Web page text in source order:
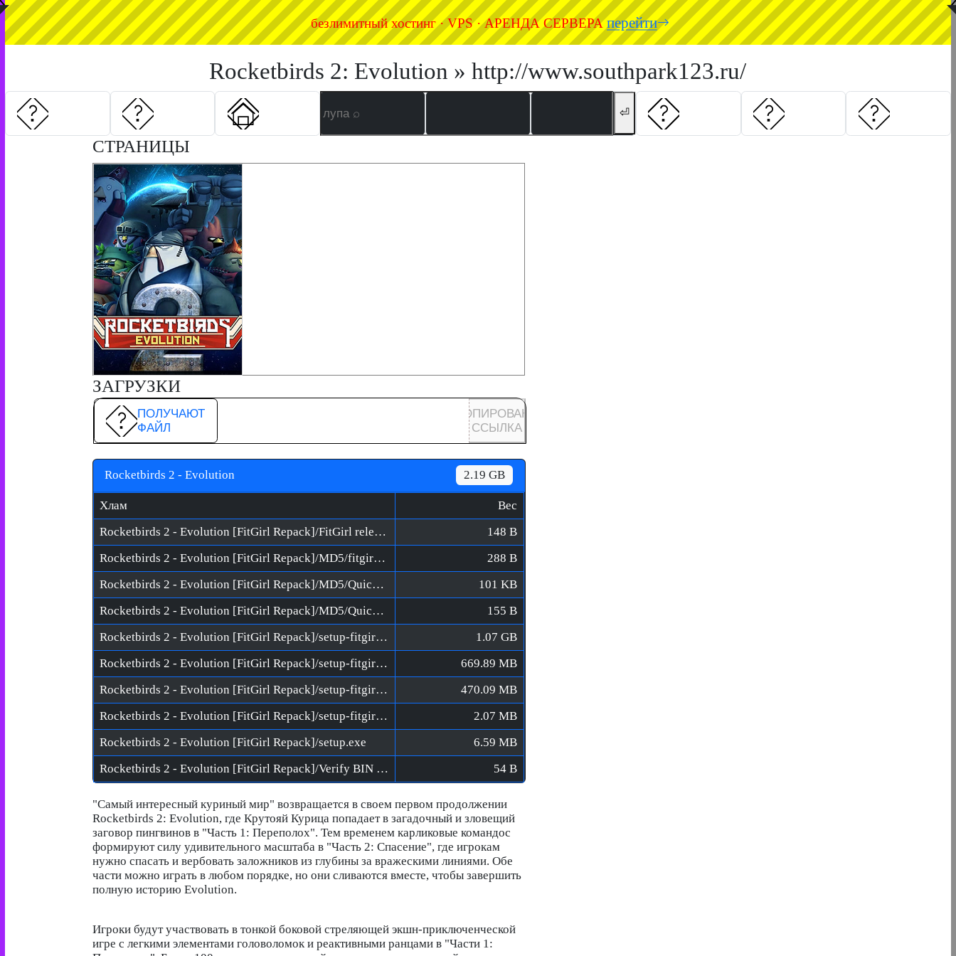
безлимитный хостинг · VPS · АРЕНДА СЕРВЕРАперейти
Rocketbirds 2: Evolution » http://www.southpark123.ru/
◤ ◥
⏎
СТРАНИЦЫ
ЗАГРУЗКИ
ПОЛУЧАЮТ
ФАЙЛ
КОПИРОВАНА
ССЫЛКА
Rocketbirds 2 - Evolution 2.19 GB
Хлам
Вес
Rocketbirds 2 - Evolution [FitGirl Repack]/FitGirl releases on ExtraTorrent.url
148 B
Rocketbirds 2 - Evolution [FitGirl Repack]/MD5/fitgirl-bins.md5
288 B
Rocketbirds 2 - Evolution [FitGirl Repack]/MD5/QuickSFV.EXE
101 KB
Rocketbirds 2 - Evolution [FitGirl Repack]/MD5/QuickSFV.ini
155 B
Rocketbirds 2 - Evolution [FitGirl Repack]/setup-fitgirl-01.bin
1.07 GB
Rocketbirds 2 - Evolution [FitGirl Repack]/setup-fitgirl-02.bin
669.89 MB
Rocketbirds 2 - Evolution [FitGirl Repack]/setup-fitgirl-03.bin
470.09 MB
Rocketbirds 2 - Evolution [FitGirl Repack]/setup-fitgirl-04.bin
2.07 MB
Rocketbirds 2 - Evolution [FitGirl Repack]/setup.exe
6.59 MB
Rocketbirds 2 - Evolution [FitGirl Repack]/Verify BIN files before installation.bat
54 B
"Самый интересный куриный мир" возвращается в своем первом продолжении
Rocketbirds 2: Evolution, где Крутояй Курица попадает в загадочный и зловещий
заговор пингвинов в "Часть 1: Переполох". Тем временем карликовые командос
формируют силу удивительного масштаба в "Часть 2: Спасение", где игрокам
нужно спасать и вербовать заложников из глубины за вражескими линиями. Обе
части можно играть в любом порядке, но они сливаются вместе, чтобы завершить
полную историю Evolution.
Игроки будут участвовать в тонкой боковой стреляющей экшн-приключенческой
игре с легкими элементами головоломок и реактивными ранцами в "Части 1: